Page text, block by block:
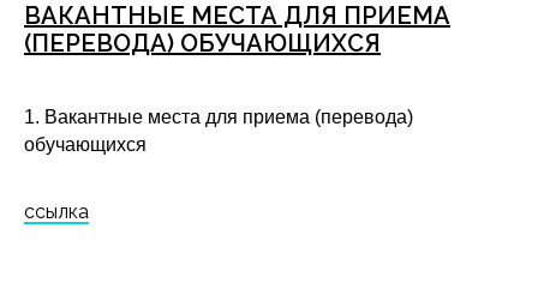
ВАКАНТНЫЕ МЕСТА ДЛЯ ПРИЕМА
(ПЕРЕВОДА) ОБУЧАЮЩИХСЯ
1. Вакантные места для приема (перевода)
обучающихся
ссылка